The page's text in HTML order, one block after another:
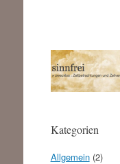
Kategorien
Allgemein(2)